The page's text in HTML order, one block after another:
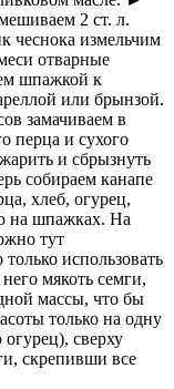
2 ст. л.
чеснока измельчим
отварные
шпажкой к
или брынзой.
замачиваем в
перца и сухого
и сбрызнуть
собираем канапе
хлеб, огурец,
на шпажках. На
тут
использовать
мякоть семги,
массы, что бы
только на одну
сверху
скрепивши все